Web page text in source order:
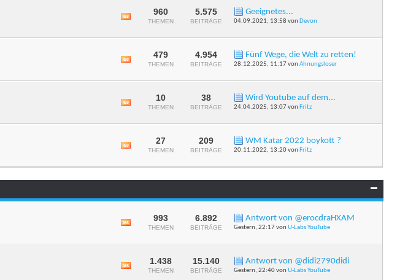
anzeigen
RSS-
dieses
anzeigen
960
THEMEN
5.575
BEITRÄGE
Geeignetes...
04.09.2021, 13:58 von Devon
RSS-
dieses
anzeigen
479
THEMEN
4.954
BEITRÄGE
Fünf Wege, die Welt zu retten!
28.12.2025, 11:17vonAhnungsloser
RSS-
dieses
anzeigen
10
THEMEN
38
BEITRÄGE
Wird Youtube auf dem...
24.04.2025, 13:07von Fritz
RSS-
dieses
27
THEMEN
209
BEITRÄGE
WM Katar 2022 boykott ?
20.11.2022, 13:20von Fritz
RSS-
dieses
anzeigen
993
THEMEN
6.892
BEITRÄGE
Antwort von @erocdraHXAM
Gestern,22:17vonU-Labs YouTube
RSS-
1.438
THEMEN
15.140
BEITRÄGE
Antwort von @didi2790didi
Gestern,22:40vonU-Labs YouTube